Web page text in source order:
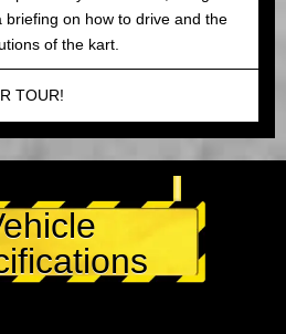
briefing on how to drive and the
of the kart.
TOUR!